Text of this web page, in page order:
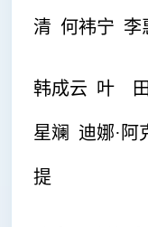
清 何袆宁 李
韩成云 叶
星斓 迪娜·阿
提